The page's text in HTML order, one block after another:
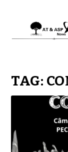
TAG: